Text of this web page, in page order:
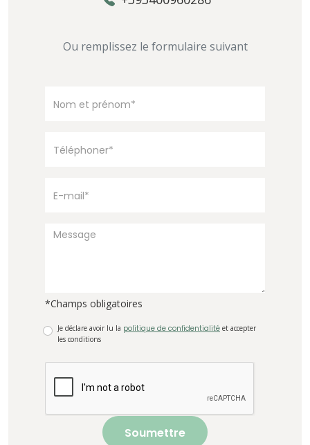
Ou remplissez le formulaire suivant
*Champs obligatoires
Je déclare avoir lu la politique de confidentialité et accepter
les conditions
Soumettre